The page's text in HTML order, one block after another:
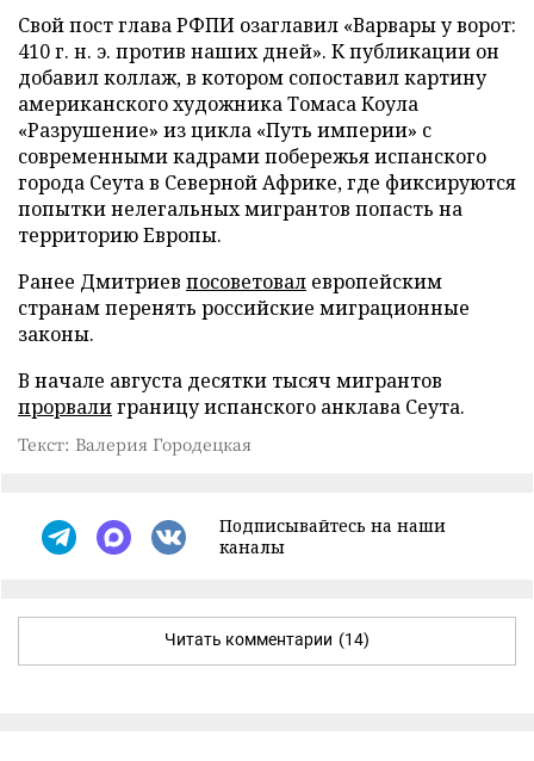
Свой пост глава РФПИ озаглавил «Варвары у ворот:
410 г. н. э. против наших дней». К публикации он
добавил коллаж, в котором сопоставил картину
американского художника Томаса Коула
«Разрушение» из цикла «Путь империи» с
современными кадрами побережья испанского
города Сеута в Северной Африке, где фиксируются
попытки нелегальных мигрантов попасть на
территорию Европы.
Ранее Дмитриев посоветовал европейским
странам перенять российские миграционные
законы.
В начале августа десятки тысяч мигрантов
прорвалиграницу испанского анклава Сеута.
Текст: Валерия Городецкая
Подписывайтесь на наши
каналы
Читать комментарии (14)